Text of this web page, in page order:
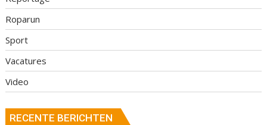
Roparun
Sport
Vacatures
Video
RECENTE BERICHTEN